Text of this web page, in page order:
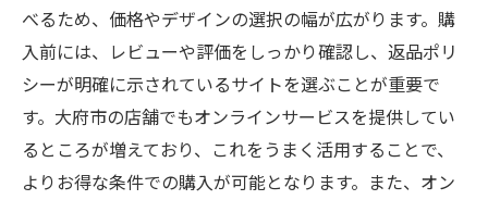
べるため、価格やデザインの選択の幅が広がります。購
入前には、レビューや評価をしっかり確認し、返品ポリ
シーが明確に示されているサイトを選ぶことが重要で
す。大府市の店舗でもオンラインサービスを提供してい
るところが増えており、これをうまく活用することで、
よりお得な条件での購入が可能となります。また、オン